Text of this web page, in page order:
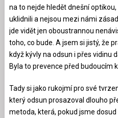
na to nejde hledět dnešní
uklidnili a nejsou mezi námi
jde vidět jen oboustrannou
toho, co bude. A jsem si jistý, že
když kývly na odsun i přes vidinu
Byla to prevence před budoucím
Tady si jako rukojmí pro své
který odsun prosazoval dlouho
metoda, která, pokud jsme dosud